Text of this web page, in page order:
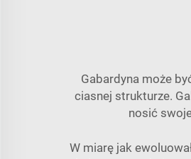
Gabardyna może
ciasnej strukturze.
nosić
W miarę jak